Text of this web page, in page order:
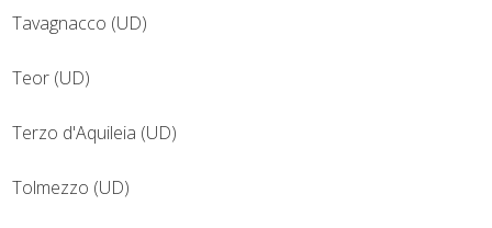
Tavagnacco (UD)
Teor (UD)
Terzo d'Aquileia (UD)
Tolmezzo (UD)